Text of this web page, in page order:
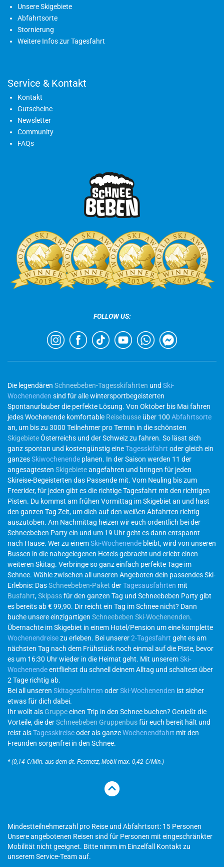
Unsere Skigebiete
Abfahrtsorte
Stornierung
Weitere Infos zur Tagesfahrt
Service & Kontakt
Kontakt
Gutscheine
Newsletter
Community
FAQs
FOLLOW US:
Die legendären Schneebeben-Tagesskifahrten und Ski-
Wochenenden sind für alle wintersportbegeisterten
Spontanurlauber die perfekte Lösung. Von Oktober bis Mai fahren
jedes Wochenende komfortable Reisebusse über 100 Abfahrtsorte
an, um bis zu 3000 Teilnehmer pro Termin in die schönsten
SkigebieteÖsterreichs und der Schweiz zu fahren. So lässt sich
ganz spontan und kostengünstig eineTagesskifahrt oder gleich ein
ganzesSkiwochenende planen. In der Saison werden 11 der
angesagtesten Skigebieteangefahren und bringen für jeden
Skireise-Begeisterten das Passende mit. Vom Neuling bis zum
Freerider, für jeden gibt es die richtige Tagesfahrt mit den richtigen
Pisten. Du kommst am frühen Vormittag im Skigebiet an und hast
den ganzen Tag Zeit, um dich auf den weißen Abfahrten richtig
auszutoben. Am Nachmittag heizen wir euch ordentlich bei der
Schneebeben Party ein und um 19 Uhr geht es dann entspannt
nach Hause. Wer zu einemSki-Wochenende bleibt, wird von unseren
Bussen in die nahegelegenen Hotels gebracht und erlebt einen
weiteren Skitag. Verbringe so ganz einfach perfekte Tage im
Schnee. Wähle zwischen all unseren Angeboten dein passendes Ski-
Erlebnis: DasSchneebeben-Paket derTagesausfahrten mit
Busfahrt,Skipassfür den ganzen Tag und Schneebeben Party gibt
es bereits ab € 99,90. Dir reicht ein Tag im Schnee nicht? Dann
buche unsere einzigartigen Schneebeben Ski-Wochenenden.
Übernachte im Skigebiet in einem Hotel/Pension um eine komplette
Wochenendreisezu erleben. Bei unserer2-Tagesfahrt geht es am
nächsten Tag nach dem Frühstück noch einmal auf die Piste, bevor
es um 16:30 Uhr wieder in die Heimat geht. Mit unseremSki-
Wochenendeentfliehst du schnell deinem Alltag und schaltest über
2 Tage richtig ab.
Bei all unseren Skitagesfahrten oderSki-Wochenenden ist sicher
etwas für dich dabei.
Ihr wollt alsGruppeeinen Trip in den Schnee buchen? Genießt die
Vorteile, die derSchneebeben Gruppenbusfür euch bereit hält und
reist alsTagesskireiseoder als ganzeWochenendfahrt mit den
Freunden sorgenfrei in den Schnee.
* (0,14 €/Min. aus dem dt. Festnetz, Mobil max. 0,42 €/Min.)
Mindestteilnehmerzahl pro Reise und Abfahrtsort: 15 Personen
Unsere angebotenen Reisen sind für Personen mit eingeschränkter
Mobilität nicht geeignet. Bitte nimm im Einzelfall Kontakt zu
unserem Service-Team auf.